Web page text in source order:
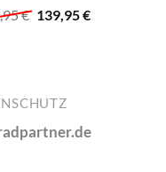
€ Ursprünglicher
Preis
139,95€Aktueller